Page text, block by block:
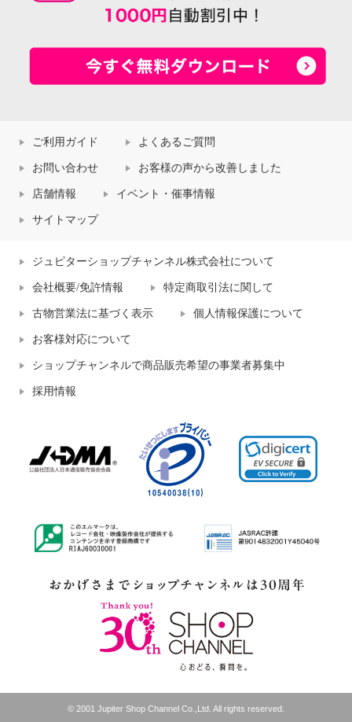
ご利用ガイド よくあるご質問
お問い合わせ お客様の声から改善しました
店舗情報 イベント・催事情報
サイトマップ
ジュピターショップチャンネル株式会社について
会社概要/免許情報 特定商取引法に関して
古物営業法に基づく表示 個人情報保護について
お客様対応について
ショップチャンネルで商品販売希望の事業者募集中
採用情報
© 2001 Jupiter Shop Channel Co.,Ltd. All rights reserved.